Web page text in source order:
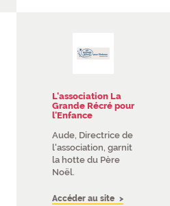
L'association La
Grande Récré pour
l'Enfance
Aude, Directrice de
l'association, garnit
la hotte du Père
Noël.
Accéder au site